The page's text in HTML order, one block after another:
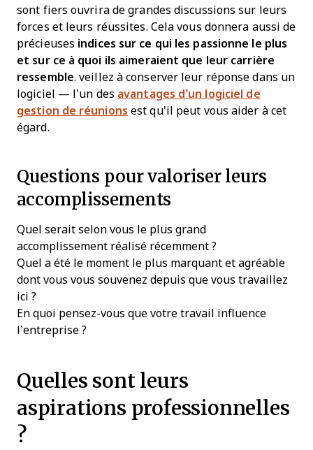
sont fiers ouvrira de grandes discussions sur leurs
forces et leurs réussites. Cela vous donnera aussi de
précieuses indices sur ce qui les passionne le plus
et sur ce à quoi ils aimeraient que leur carrière
ressemble. veillez à conserver leur réponse dans un
logiciel — l’un des avantages d’un logiciel de
gestion de réunions est qu'il peut vous aider à cet
égard.
Questions pour valoriser leurs
accomplissements
Quel serait selon vous le plus grand
accomplissement réalisé récemment ?
Quel a été le moment le plus marquant et agréable
dont vous vous souvenez depuis que vous travaillez
ici ?
En quoi pensez-vous que votre travail influence
l’entreprise ?
Quelles sont leurs
aspirations professionnelles
?